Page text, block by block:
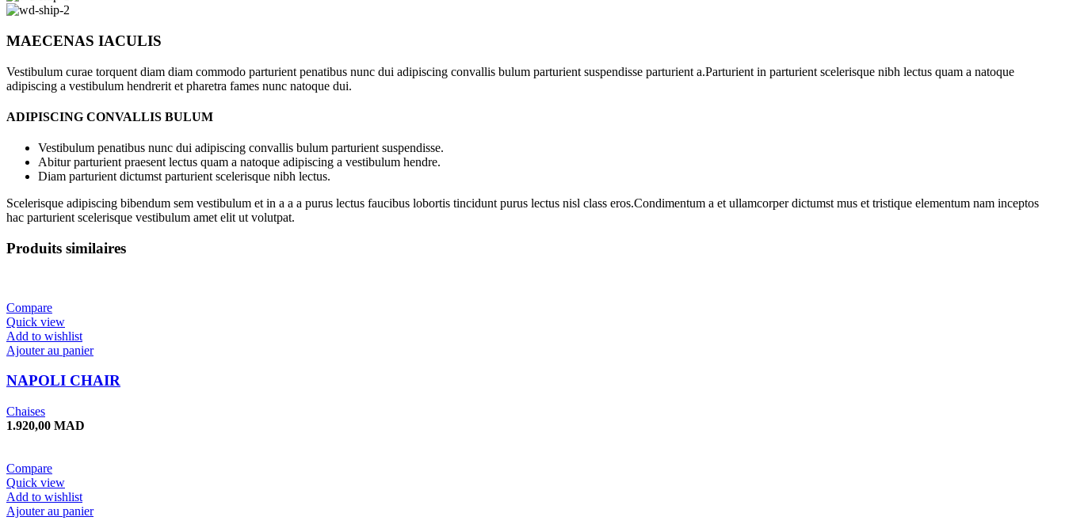
MAECENAS IACULIS
Vestibulum curae torquent diam diam commodo parturient penatibus nunc dui adipiscing convallis bulum parturient suspendisse parturient a.Parturient in parturient scelerisque nibh lectus quam a natoque
adipiscing a vestibulum hendrerit et pharetra fames nunc natoque dui.
ADIPISCING CONVALLIS BULUM
Vestibulum penatibus nunc dui adipiscing convallis bulum parturient suspendisse.
Abitur parturient praesent lectus quam a natoque adipiscing a vestibulum hendre.
Diam parturient dictumst parturient scelerisque nibh lectus.
Scelerisque adipiscing bibendum sem vestibulum et in a a a purus lectus faucibus lobortis tincidunt purus lectus nisl class eros.Condimentum a et ullamcorper dictumst mus et tristique elementum nam inceptos
hac parturient scelerisque vestibulum amet elit ut volutpat.
Produits similaires
Compare
Quick view
Add to wishlist
Ajouter au panier
NAPOLI CHAIR
Chaises
1.920,00 MAD
Compare
Quick view
Add to wishlist
Ajouter au panier